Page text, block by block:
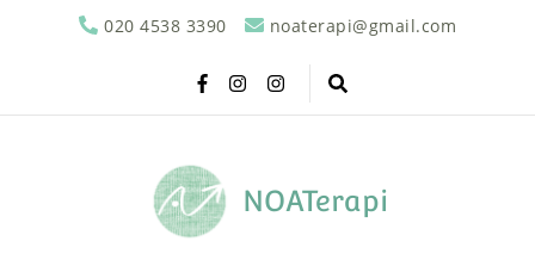
020 4538 3390 noaterapi@gmail.com
NOATerapi